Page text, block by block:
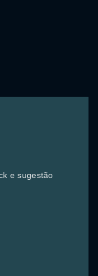
e sugestão